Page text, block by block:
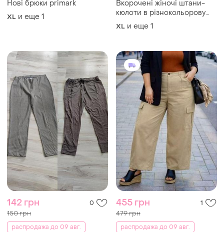
Нові брюки primark
XL и еще 1
Вкорочені жіночі штани-
кюлоти в різнокольорову
смужку від бренду primark,
розмір 18
XL и еще 1
142 грн 0
150 грн
распродажа до 09 авг.
455 грн 1
479 грн
распродажа до 09 авг.